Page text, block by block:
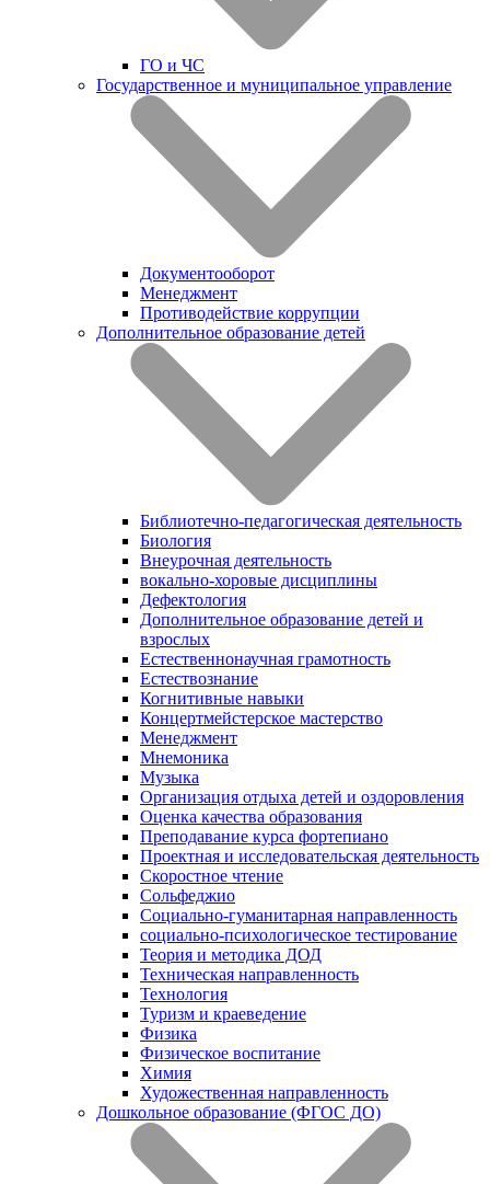
ГО и ЧС
Государственное и муниципальное управление
Документооборот
Менеджмент
Противодействие коррупции
Дополнительное образование детей
Библиотечно-педагогическая деятельность
Биология
Внеурочная деятельность
вокально-хоровые дисциплины
Дефектология
Дополнительное образование детей и
взрослых
Естественнонаучная грамотность
Естествознание
Когнитивные навыки
Концертмейстерское мастерство
Менеджмент
Мнемоника
Музыка
Организация отдыха детей и оздоровления
Оценка качества образования
Преподавание курса фортепиано
Проектная и исследовательская деятельность
Скоростное чтение
Сольфеджио
Социально-гуманитарная направленность
социально-психологическое тестирование
Теория и методика ДОД
Техническая направленность
Технология
Туризм и краеведение
Физика
Физическое воспитание
Химия
Художественная направленность
Дошкольное образование (ФГОС ДО)